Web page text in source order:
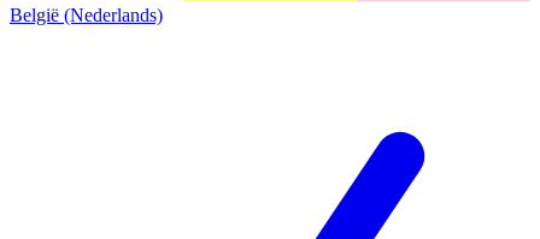
België (Nederlands)